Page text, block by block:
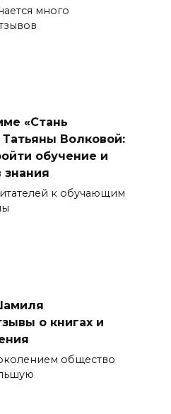
много
«Стань
Волковой:
обучение и
знания
к обучающим
о книгах и
общество